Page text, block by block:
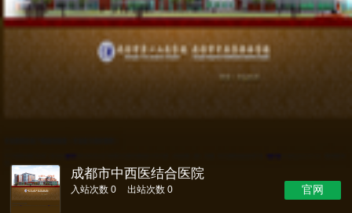
成都市中西医结合医院
入站次数 0 出站次数 0 官网